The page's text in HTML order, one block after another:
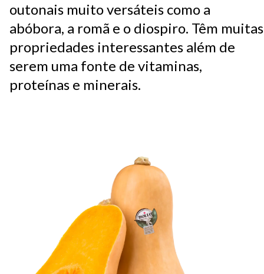
outonais muito versáteis como a
abóbora, a romã e o diospiro. Têm muitas
propriedades interessantes além de
serem uma fonte de vitaminas,
proteínas e minerais.